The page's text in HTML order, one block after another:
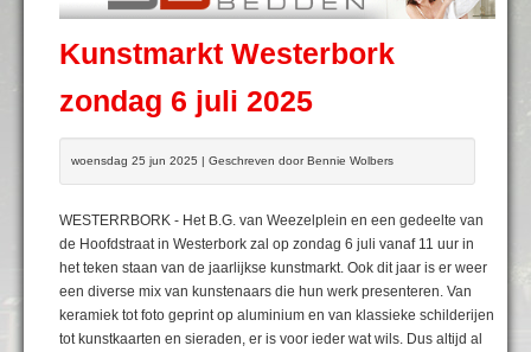
Kunstmarkt Westerbork
zondag 6 juli 2025
woensdag 25 jun 2025 | Geschreven door Bennie Wolbers
WESTERRBORK - Het B.G. van Weezelplein en een gedeelte van
de Hoofdstraat in Westerbork zal op zondag 6 juli vanaf 11 uur in
het teken staan van de jaarlijkse kunstmarkt. Ook dit jaar is er weer
een diverse mix van kunstenaars die hun werk presenteren. Van
keramiek tot foto geprint op aluminium en van klassieke schilderijen
tot kunstkaarten en sieraden, er is voor ieder wat wils. Dus altijd al